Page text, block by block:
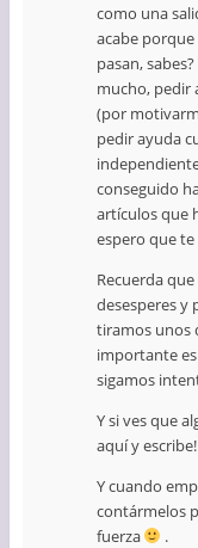
como una
acabe
pasan,
mucho, pedir
(por
pedir ayuda
conseguido
artículos que
espero que
Recuerda
desesperes y
tiramos unos
importante
sigamos
Y si ves que
aquí y escribe!
Y cuando
contármelos
fuerza
.